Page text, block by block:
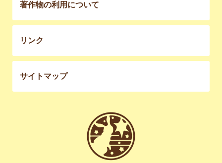
著作物の利用について
リンク
サイトマップ